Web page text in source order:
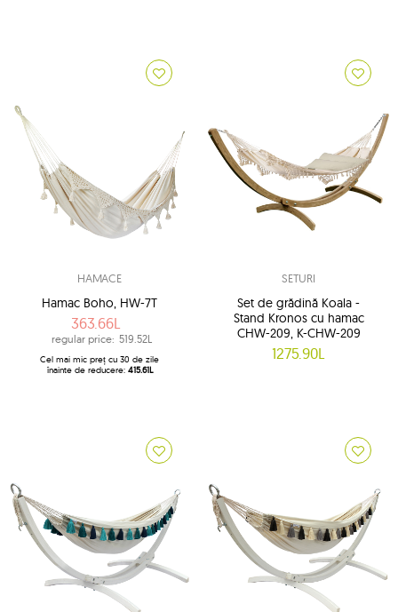
HAMACE
Hamac Boho, HW-7T
363.66L
regular price: 519.52L
Cel mai mic preț cu 30 de zile
înainte de reducere: 415.61L
SETURI
Set de grădină Koala -
Stand Kronos cu hamac
CHW-209, K-CHW-209
1275.90L